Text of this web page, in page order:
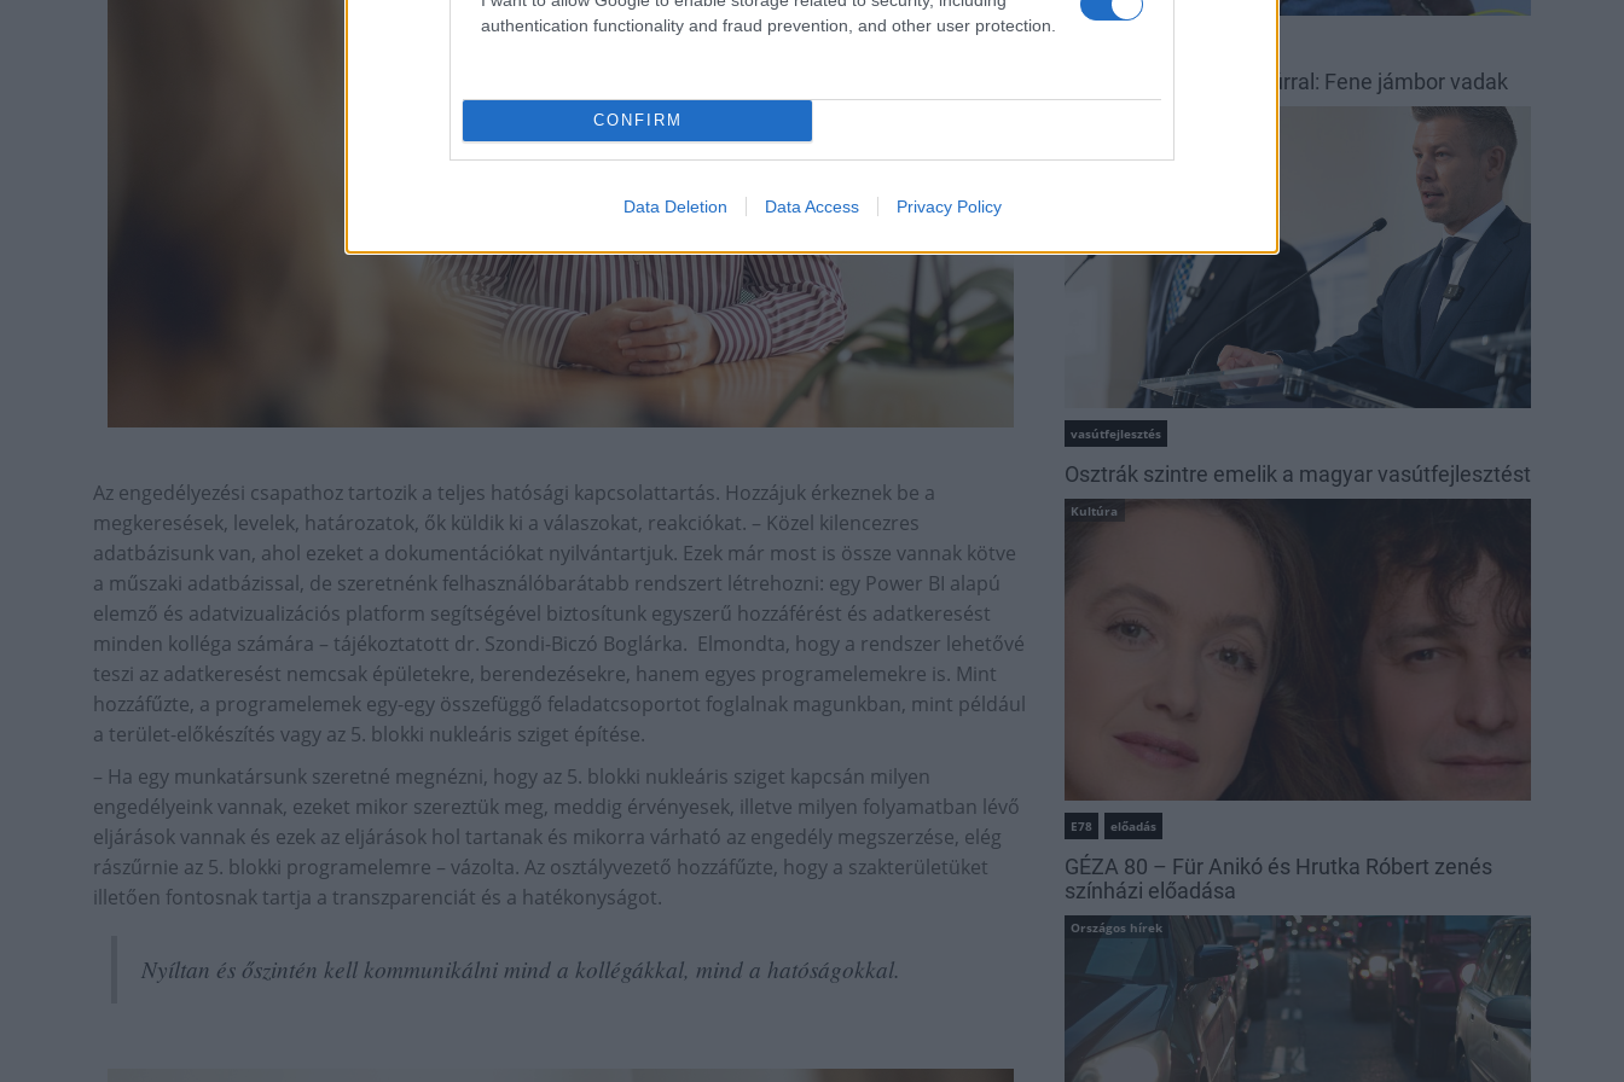
authentication functionality and fraud prevention, and other user protection.
CONFIRM
Data Deletion Data Access Privacy Policy
Az engedélyezési csapathoz tartozik a teljes hatósági kapcsolattartás. Hozzájuk érkeznek be a
megkeresések, levelek, határozatok, ők küldik ki a válaszokat, reakciókat. – Közel kilencezres
adatbázisunk van, ahol ezeket a dokumentációkat nyilvántartjuk. Ezek már most is össze vannak kötve
a műszaki adatbázissal, de szeretnénk felhasználóbarátabb rendszert létrehozni: egy Power BI alapú
elemző és adatvizualizációs platform segítségével biztosítunk egyszerű hozzáférést és adatkeresést
minden kolléga számára – tájékoztatott dr. Szondi-Biczó Boglárka. Elmondta, hogy a rendszer lehetővé
teszi az adatkeresést nemcsak épületekre, berendezésekre, hanem egyes programelemekre is. Mint
hozzáfűzte, a programelemek egy-egy összefüggő feladatcsoportot foglalnak magunkban, mint például
a terület-előkészítés vagy az 5. blokki nukleáris sziget építése.
– Ha egy munkatársunk szeretné megnézni, hogy az 5. blokki nukleáris sziget kapcsán milyen
engedélyeink vannak, ezeket mikor szereztük meg, meddig érvényesek, illetve milyen folyamatban lévő
eljárások vannak és ezek az eljárások hol tartanak és mikorra várható az engedély megszerzése, elég
rászűrnie az 5. blokki programelemre – vázolta. Az osztályvezető hozzáfűzte, hogy a szakterületüket
illetően fontosnak tartja a transzparenciát és a hatékonyságot.
Nyíltan és őszintén kell kommunikálni mind a kollégákkal, mind a hatóságokkal.
Mesék Tóth Olivér Artúrral: Fene jámbor vadak
vasútfejlesztés
Osztrák szintre emelik a magyar vasútfejlesztést
Kultúra
E78 előadás
GÉZA 80 – Für Anikó és Hrutka Róbert zenés
színházi előadása
Országos hírek